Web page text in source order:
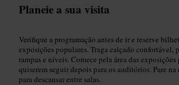
Planeie a sua visita
Verifique a programação antes de ir e reserve
exposições populares. Traga calçado confortável,
rampas e níveis. Comece pela área das exposições
quiserem seguir depois para os auditórios. Pare na
para descansar entre salas.